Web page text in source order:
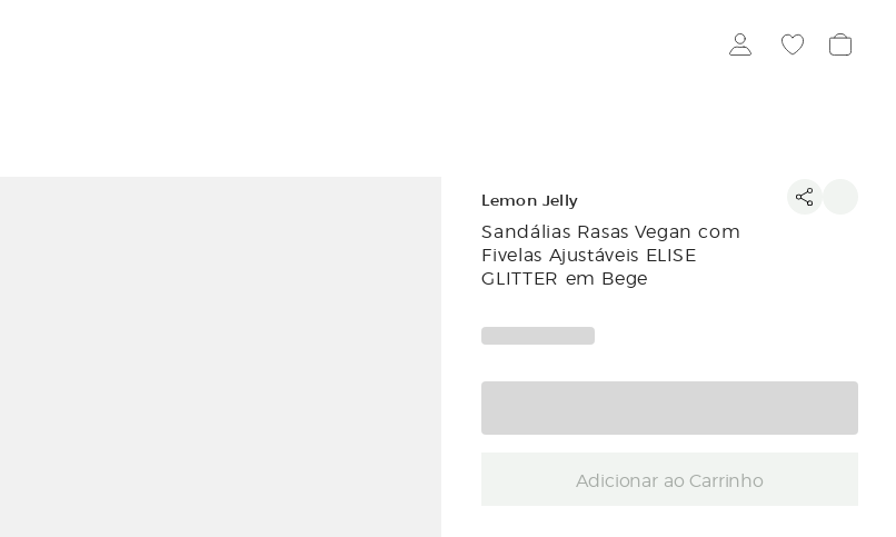
Lemon Jelly
Sandálias Rasas Vegan com
Fivelas Ajustáveis ELISE
GLITTER em Bege
Adicionar ao Carrinho